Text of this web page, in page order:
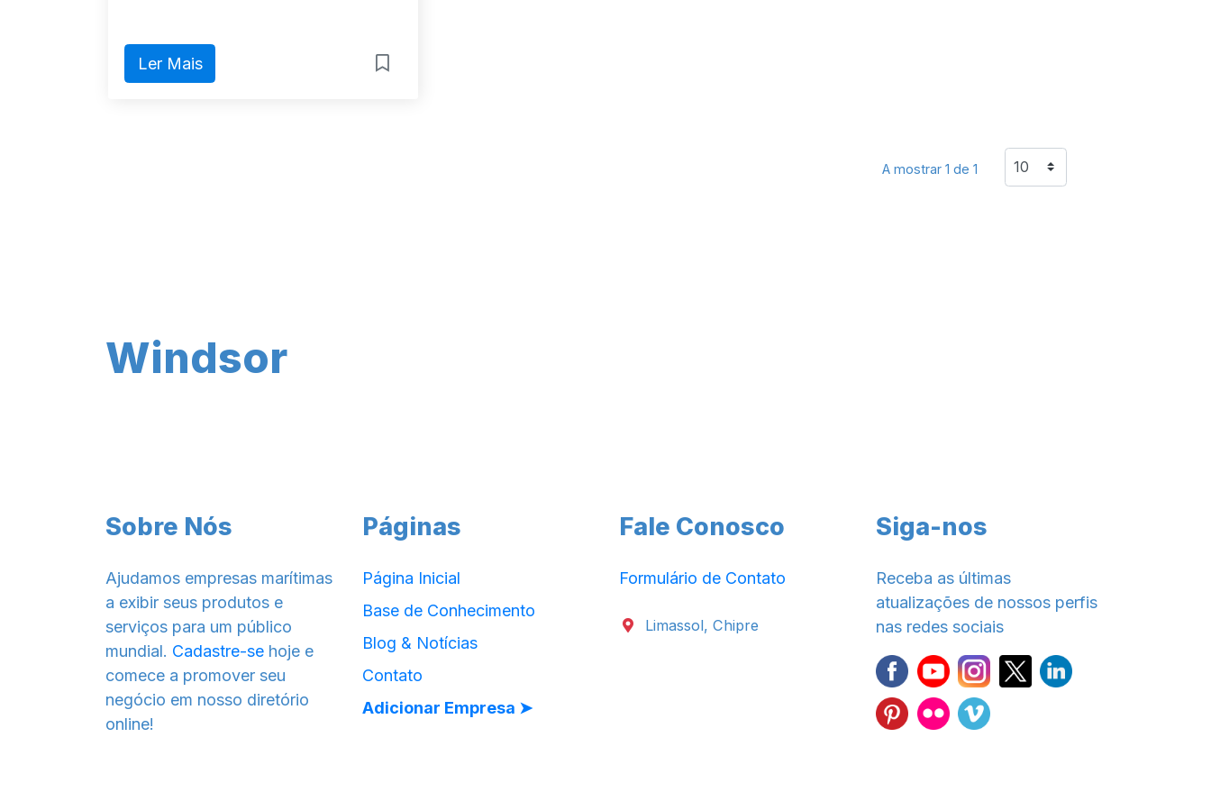
Ler Mais
A mostrar 1 de 1
Windsor
Sobre Nós
Ajudamos empresas marítimas
a exibir seus produtos e
serviços para um público
mundial. Cadastre-se hoje e
comece a promover seu
negócio em nosso diretório
online!
Páginas
Página Inicial
Base de Conhecimento
Blog & Notícias
Contato
Adicionar Empresa ➤
Fale Conosco
Formulário de Contato
Limassol, Chipre
Siga-nos
Receba as últimas
atualizações de nossos perfis
nas redes sociais